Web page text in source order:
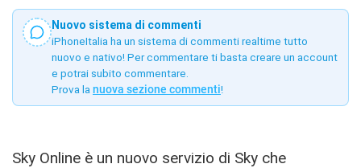
Nuovo sistema di commenti
iPhoneItalia ha un sistema di commenti realtime tutto
nuovo e nativo! Per commentare ti basta creare un account
e potrai subito commentare.
Prova la nuova sezione commenti!
Sky Online è un nuovo servizio di Sky che